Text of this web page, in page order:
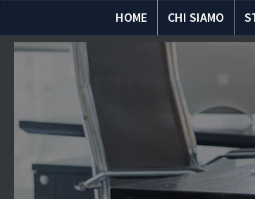
HOME CHI SIAMO